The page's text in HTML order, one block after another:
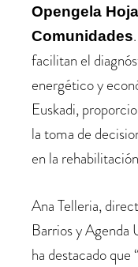
Opengela
Comunidades
facilitan el
energético y
Euskadi,
la toma de
en la
Ana Telleria,
Barrios y Agenda
ha destacado que